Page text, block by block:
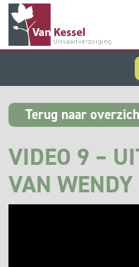
Terug naar
VIDEO 9 –
VAN